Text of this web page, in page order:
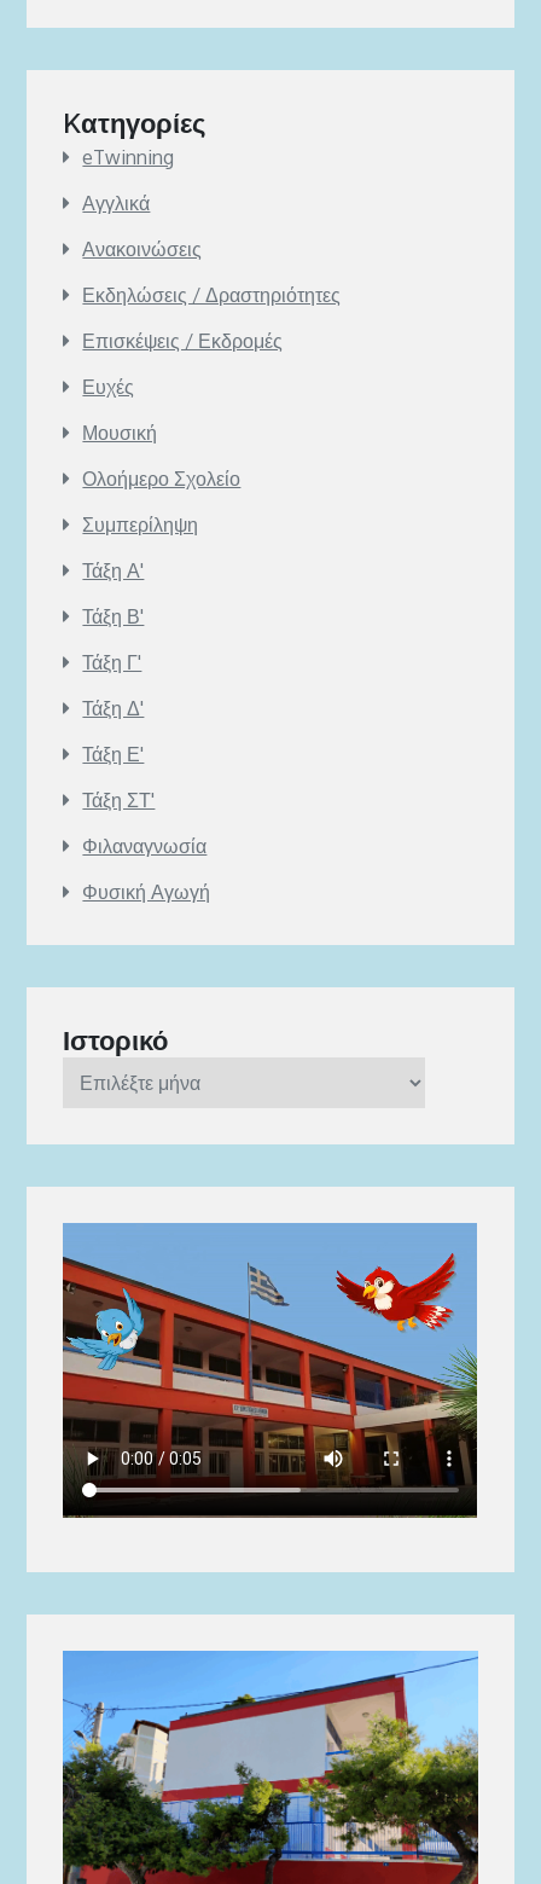
Kατηγορίες
eTwinning
Αγγλικά
Ανακοινώσεις
Εκδηλώσεις / Δραστηριότητες
Επισκέψεις / Εκδρομές
Ευχές
Μουσική
Ολοήμερο Σχολείο
Συμπερίληψη
Τάξη Α'
Τάξη Β'
Τάξη Γ'
Τάξη Δ'
Τάξη Ε'
Τάξη ΣΤ'
Φιλαναγνωσία
Φυσική Αγωγή
Ιστορικό
Ιστορικό